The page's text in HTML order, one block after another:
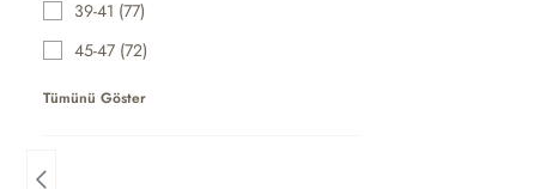
39-41 (77)
45-47 (72)
Tümünü Göster